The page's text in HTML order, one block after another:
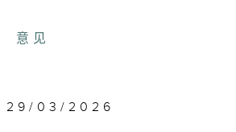
意见
29/03/2026